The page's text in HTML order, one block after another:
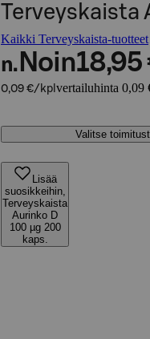
Terveyskaista
Kaikki Terveyskaista-tuotteet
n. Noin18,95
0,09 €/kpl vertailuhinta 0,09
Valitse
Lisää
suosikkeihin,
Terveyskaista
Aurinko D
100 µg 200
kaps.